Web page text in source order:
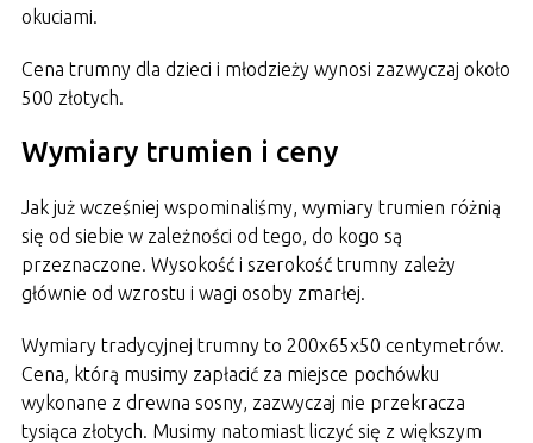
okuciami.
Cena trumny dla dzieci i młodzieży wynosi zazwyczaj około
500 złotych.
Wymiary trumien i ceny
Jak już wcześniej wspominaliśmy, wymiary trumien różnią
się od siebie w zależności od tego, do kogo są
przeznaczone. Wysokość i szerokość trumny zależy
głównie od wzrostu i wagi osoby zmarłej.
Wymiary tradycyjnej trumny to 200x65x50 centymetrów.
Cena, którą musimy zapłacić za miejsce pochówku
wykonane z drewna sosny, zazwyczaj nie przekracza
tysiąca złotych. Musimy natomiast liczyć się z większym